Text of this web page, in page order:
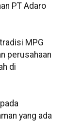
PT Adaro
MPG
perusahaan
di
yang ada